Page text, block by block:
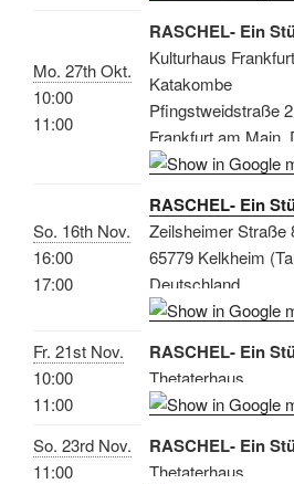
Mo. 27th Okt.
10:00
11:00
RASCHEL- Ein
Kulturhaus
Katakombe
Pfingstweidstraße
Frankfurt am Main,
So. 16th Nov.
16:00
17:00
RASCHEL- Ein
Zeilsheimer Straße
65779 Kelkheim
Deutschland
Fr. 21st Nov.
10:00
11:00
RASCHEL- Ein
Thetaterhaus
So. 23rd Nov.
11:00
RASCHEL- Ein
Thetaterhaus